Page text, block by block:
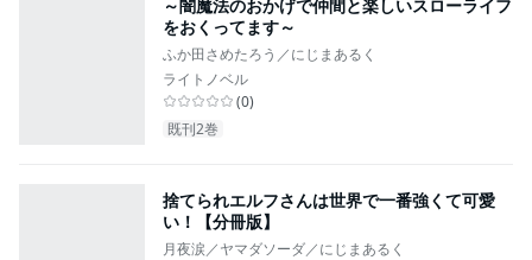
～闇魔法のおかげで仲間と楽しいスローライフ
をおくってます～
ふか田さめたろう／にじまあるく
ライトノベル
(0)
既刊2巻
捨てられエルフさんは世界で一番強くて可愛
い！【分冊版】
月夜涙／ヤマダソーダ／にじまあるく